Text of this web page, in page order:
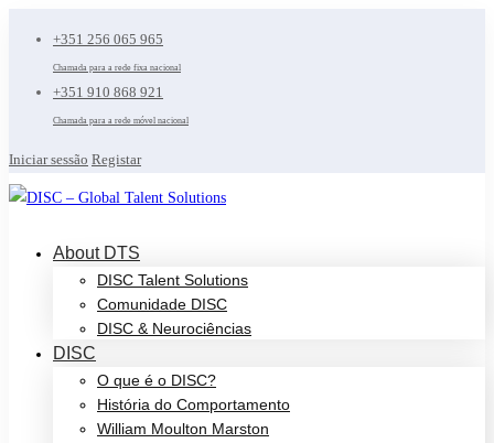
+351 256 065 965
Chamada para a rede fixa nacional
+351 910 868 921
Chamada para a rede móvel nacional
Iniciar sessão Registar
About DTS
DISC Talent Solutions
Comunidade DISC
DISC & Neurociências
DISC
O que é o DISC?
História do Comportamento
William Moulton Marston